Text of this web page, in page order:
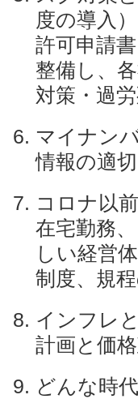
度の導入
許可申請
整備し、
対策・過
マイナン
情報の適
コロナ以
在宅勤務
しい経営
制度、規
インフレ
計画と価
どんな時